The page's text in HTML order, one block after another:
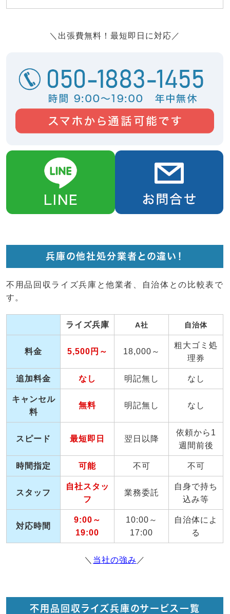
＼出張費無料！最短即日に対応／
兵庫の他社処分業者との違い！
不用品回収ライズ兵庫と他業者、自治体との比較表で
す。
ライズ兵庫 A社 自治体
料金 5,500円～ 18,000～
粗大ゴミ処
理券
追加料金 なし 明記無し なし
キャンセル
料
無料 明記無し なし
スピード 最短即日 翌日以降
依頼から1
週間前後
時間指定 可能 不可 不可
スタッフ
自社スタッ
フ
業務委託
自身で持ち
込み等
対応時間
9:00～
19:00
10:00～
17:00
自治体によ
る
＼ 当社の強み ／
不用品回収ライズ兵庫のサービス一覧